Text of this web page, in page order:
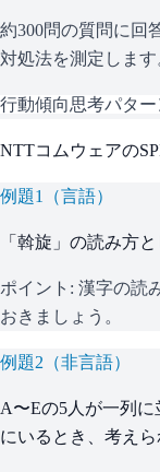
約300問の質問に回
対処法を測定しま
行動傾向思考パター
NTTコムウェアの
例題1 （言語）
「斡旋」の読み方
ポイント: 漢字の読
おきましょう。
例題2 （非言語）
A〜Eの5人が一列
にいるとき、考えら